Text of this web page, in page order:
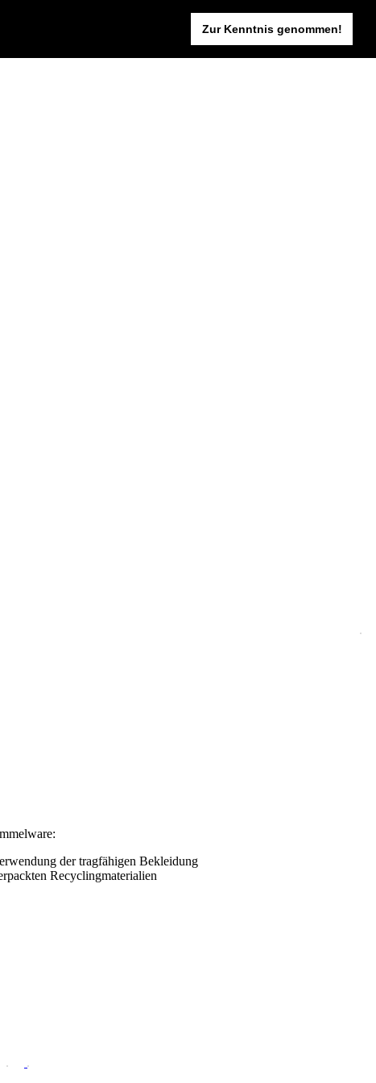
Zur Kenntnis genommen!
der tragfähigen Bekleidung
Recyclingmaterialien